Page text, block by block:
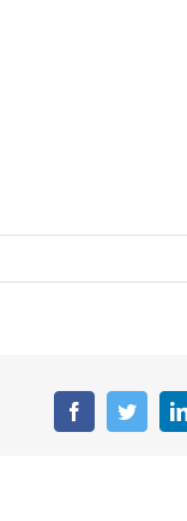
FacebookTwitter